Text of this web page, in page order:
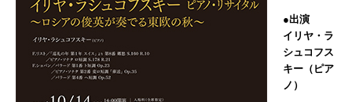
●出演
イリヤ・ラ
シュコフス
キー（ピア
ノ）